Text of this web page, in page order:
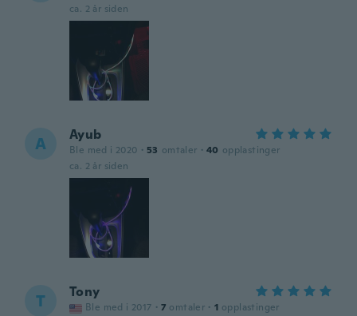
ca. 2 år siden
A Ayub
Ble med i 2020 · 53 omtaler · 40 opplastinger
ca. 2 år siden
T Tony
Ble med i 2017 · 7 omtaler · 1 opplastinger